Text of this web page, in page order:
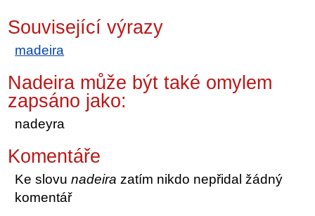
Související výrazy
madeira
Nadeira může být také omylem
zapsáno jako:
nadeyra
Komentáře
Ke slovunadeira zatím nikdo nepřidal žádný
komentář